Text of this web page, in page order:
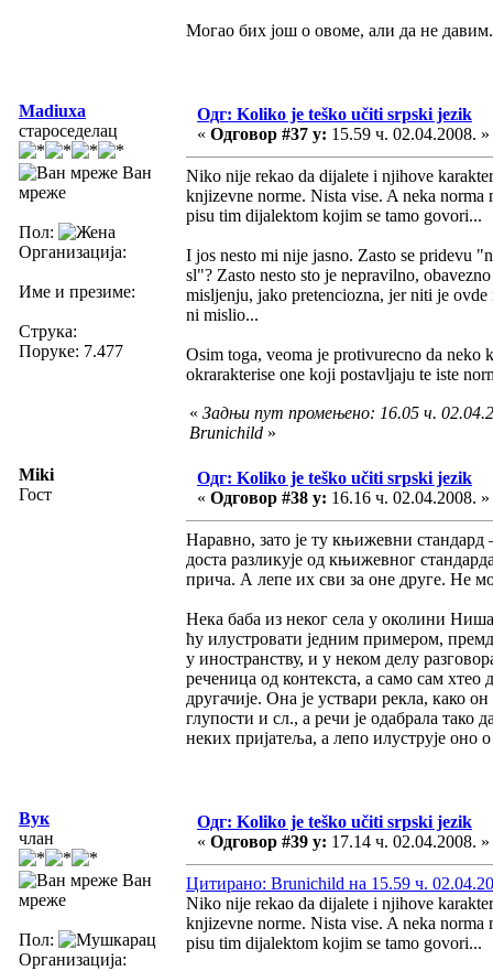
Могао бих још о овоме, али да не
Madiuxa
староседелац
Ван
мреже
Пол:
Организација:
Име и презиме:
Струка:
Поруке: 7.477
Одг: Koliko je teško učiti srpski jezik
« Одговор #37 у: 15.59 ч. 02.04.2008. »
Niko nije rekao da dijalete i njihove
knjizevne norme. Nista vise. A neka norma
pisu tim dijalektom kojim se tamo govori...
I jos nesto mi nije jasno. Zasto se pridevu
sl"? Zasto nesto sto je nepravilno,
misljenju, jako pretenciozna, jer niti je
ni mislio...
Osim toga, veoma je protivurecno da neko
okrarakterise one koji postavljaju te iste
« Задњи пут промењено: 16.05 ч.
Brunichild »
Miki
Гост
Одг: Koliko je teško učiti srpski jezik
« Одговор #38 у: 16.16 ч. 02.04.2008. »
Наравно, зато је ту књижевни
доста разликује од књижевног
прича. А лепе их сви за оне друге. Не
Нека баба из неког села у околини
ћу илустровати једним примером,
у иностранству, и у неком делу
реченица од контекста, а само сам
другачије. Она је уствари рекла, како
глупости и сл., а речи је одабрала тако
неких пријатеља, а лепо илуструје оно
Вук
члан
Ван
мреже
Пол:
Организација:
Одг: Koliko je teško učiti srpski jezik
« Одговор #39 у: 17.14 ч. 02.04.2008. »
Цитирано: Brunichild на 15.59 ч.
Niko nije rekao da dijalete i njihove
knjizevne norme. Nista vise. A neka norma
pisu tim dijalektom kojim se tamo govori...